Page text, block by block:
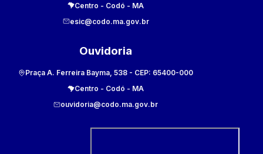
Centro - Codó - MA
esic@codo.ma.gov.br
Ouvidoria
Praça A. Ferreira Bayma, 538 - CEP: 65400-000
Centro - Codó - MA
ouvidoria@codo.ma.gov.br